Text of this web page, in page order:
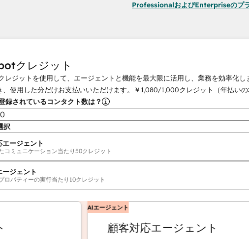
ProfessionalおよびEnterpriseのプ
クレジット
レジットを使用して、エージェントと機能を最大限に活用し、業務を効率化
、使用した分だけお支払いいただけます。
￥1,080/1,000クレジット（年払いの
録されているコンタクト数は？
択
エージェント
コミュニケーション当たり 50クレジット
ージェント
ロパティーの実行当たり 10クレジット
AIエージェント
顧客対応エージェント